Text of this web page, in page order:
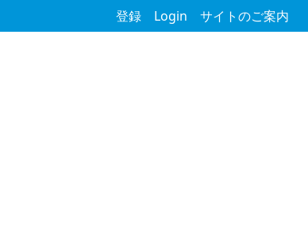
登録 Login サイトのご案内